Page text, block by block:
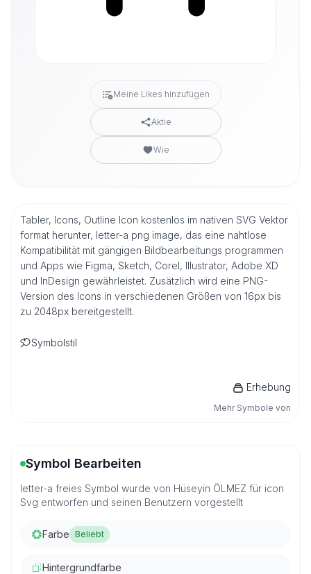
Meine Likes hinzufügen
Aktie
Wie
Tabler, Icons, Outline Icon kostenlos im nativen SVG Vektor
format herunter, letter-a png image, das eine nahtlose
Kompatibilität mit gängigen Bildbearbeitungs programmen
und Apps wie Figma, Sketch, Corel, Illustrator, Adobe XD
und InDesign gewährleistet. Zusätzlich wird eine PNG-
Version des Icons in verschiedenen Größen von 16px bis
zu 2048px bereitgestellt.
Symbolstil
Erhebung
Mehr Symbole von
Symbol Bearbeiten
letter-a freies Symbol wurde von Hüseyin ÖLMEZ für icon
Svg entworfen und seinen Benutzern vorgestellt
Farbe Beliebt
Hintergrundfarbe